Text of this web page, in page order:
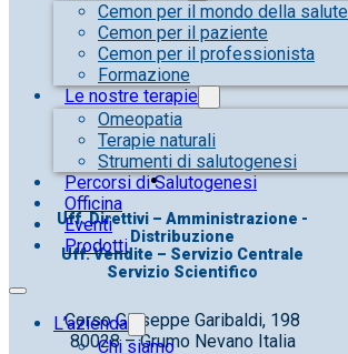
Cemon per il mondo della salute
Cemon per il paziente
Cemon per il professionista
Formazione
Le nostre terapie
Omeopatia
Terapie naturali
Strumenti di salutogenesi
Percorsi di Salutogenesi
Officina
Eventi
Prodotti
L’azienda
Chi siamo
Uff. Direttivi – Amministrazione -
Distribuzione
Uff. Vendite – Servizio Centrale
Servizio Scientifico
Corso Giuseppe Garibaldi, 198
80028 – Grumo Nevano Italia